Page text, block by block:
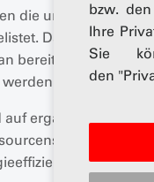
bzw.
Ihre
Sie
den
die
Dabei lässt sich
bereits unterwegs
kann.
ergänzende
Fahrstil.